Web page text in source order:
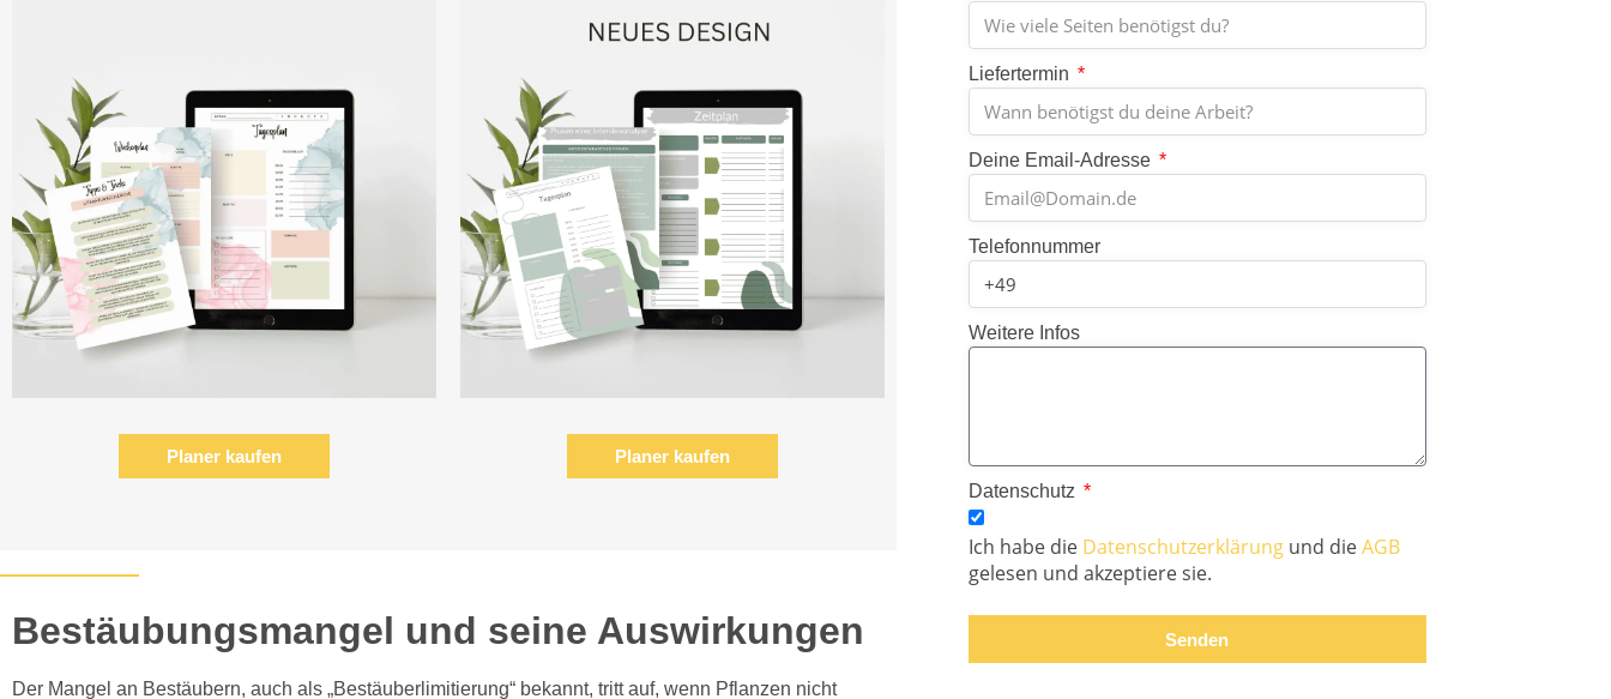
Planer kaufen Planer kaufen
Bestäubungsmangel und seine Auswirkungen
Der Mangel an Bestäubern, auch als „Bestäuberlimitierung“ bekannt, tritt auf, wenn Pflanzen nicht
Liefertermin
Deine Email-Adresse
Telefonnummer
Weitere Infos
Datenschutz
Ich habe die Datenschutzerklärung und dieAGB
gelesen und akzeptiere sie.
Senden